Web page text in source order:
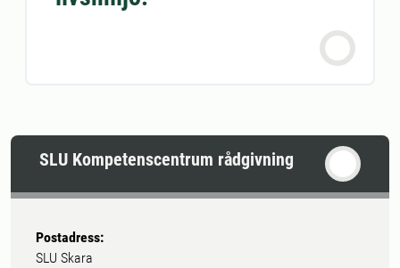
SLU Kompetenscentrum rådgivning
Postadress:
SLU Skara